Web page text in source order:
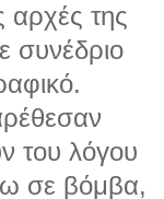
αρχές της
συνέδριο
του λόγου
σε βόμβα,